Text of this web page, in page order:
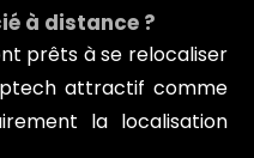
à distance ?
prêts à se relocaliser
attractif comme
la localisation